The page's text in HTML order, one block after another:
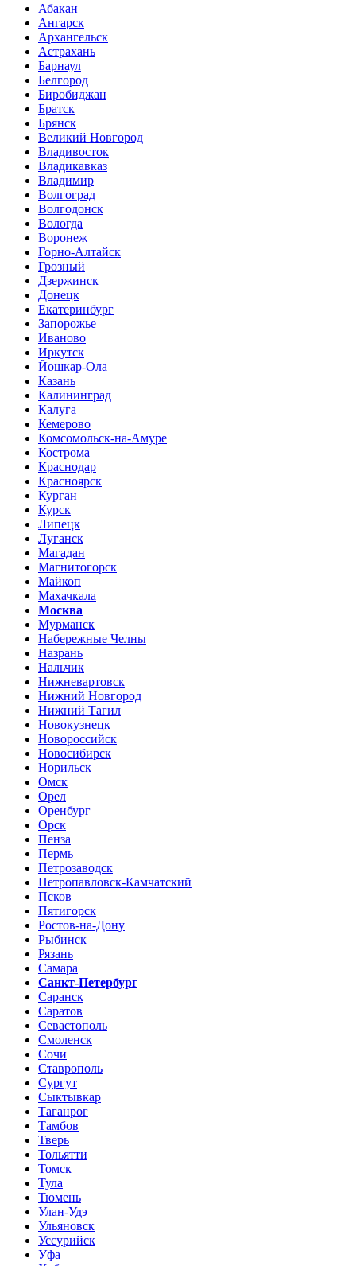
Абакан
Ангарск
Архангельск
Астрахань
Барнаул
Белгород
Биробиджан
Братск
Брянск
Великий Новгород
Владивосток
Владикавказ
Владимир
Волгоград
Волгодонск
Вологда
Воронеж
Горно-Алтайск
Грозный
Дзержинск
Донецк
Екатеринбург
Запорожье
Иваново
Иркутск
Йошкар-Ола
Казань
Калининград
Калуга
Кемерово
Комсомольск-на-Амуре
Кострома
Краснодар
Красноярск
Курган
Курск
Липецк
Луганск
Магадан
Магнитогорск
Майкоп
Махачкала
Москва
Мурманск
Набережные Челны
Назрань
Нальчик
Нижневартовск
Нижний Новгород
Нижний Тагил
Новокузнецк
Новороссийск
Новосибирск
Норильск
Омск
Орел
Оренбург
Орск
Пенза
Пермь
Петрозаводск
Петропавловск-Камчатский
Псков
Пятигорск
Ростов-на-Дону
Рыбинск
Рязань
Самара
Санкт-Петербург
Саранск
Саратов
Севастополь
Смоленск
Сочи
Ставрополь
Сургут
Сыктывкар
Таганрог
Тамбов
Тверь
Тольятти
Томск
Тула
Тюмень
Улан-Удэ
Ульяновск
Уссурийск
Уфа